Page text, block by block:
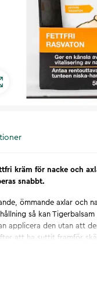
kräm för nacke och
snabbt.
ömmande axlar och
så kan Tigerbalsam
applicera den utan att
att ha suttit framför
musklerna att slappna